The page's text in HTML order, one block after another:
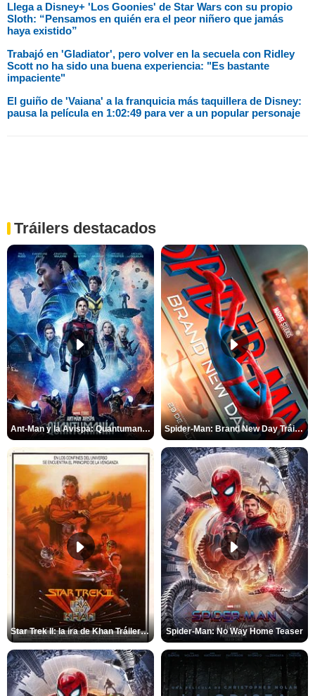
Llega a Disney+ 'Los Goonies' de Star Wars con su propio
Sloth: “Pensamos en quién era el peor niñero que jamás
haya existido”
Trabajó en 'Gladiator', pero volver en la secuela con Ridley
Scott no ha sido una buena experiencia: "Es bastante
impaciente"
El guiño de 'Vaiana' a la franquicia más taquillera de Disney:
pausa la película en 1:02:49 para ver a un popular personaje
Tráilers destacados
Ant-Man y la Avispa: Quantumanía Tráiler (2) Spider-Man: Brand New Day Tráiler (3)
Star Trek II: la ira de Khan Tráiler VO Spider-Man: No Way Home Teaser